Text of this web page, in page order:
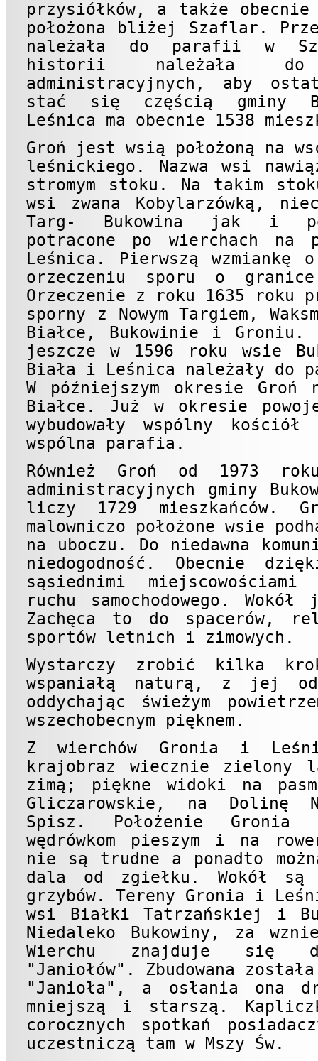
przysiółków, a także obecnie
położona bliżej Szaflar.
należała do parafii w
historii należała do
administracyjnych, aby
stać się częścią gminy
Leśnica ma obecnie 1538
Groń jest wsią położoną na
leśnickiego. Nazwa wsi
stromym stoku. Na takim
wsi zwana Kobylarzówką,
Targ- Bukowina jak i
potracone po wierchach na
Leśnica. Pierwszą wzmiankę
orzeczeniu sporu o
Orzeczenie z roku 1635
sporny z Nowym Targiem,
Białce, Bukowinie i Groniu.
jeszcze w 1596 roku wsie
Biała i Leśnica należały do
W późniejszym okresie
Białce. Już w okresie
wybudowały wspólny
wspólna parafia.
Również Groń od 1973
administracyjnych gminy
liczy 1729 mieszkańców.
malowniczo położone wsie
na uboczu. Do niedawna
niedogodność. Obecnie
sąsiednimi
ruchu samochodowego.
Zachęca to do spacerów,
sportów letnich i zimowych.
Wystarczy zrobić kilka
wspaniałą naturą, z jej
oddychając świeżym
wszechobecnym pięknem.
Z wierchów Gronia i
krajobraz wiecznie zielony
zimą; piękne widoki na
Gliczarowskie, na Dolinę
Spisz. Położenie
wędrówkom pieszym i na
nie są trudne a ponadto
dala od zgiełku. Wokół
grzybów. Tereny Gronia i
wsi Białki Tatrzańskiej i
Niedaleko Bukowiny, za
Wierchu znajduje się
"Janiołów". Zbudowana
"Janioła", a osłania ona
mniejszą i starszą.
corocznych spotkań
uczestniczą tam w Mszy Św.